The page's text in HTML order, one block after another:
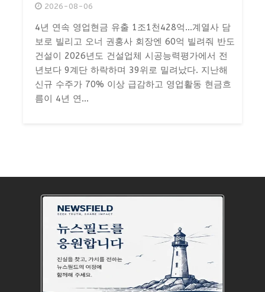
2026-08-06
4년 연속 영업현금 유출 1조1천428억…계열사 담
보로 빌리고 오너 권홍사 회장엔 60억 빌려줘 반도
건설이 2026년도 건설업체 시공능력평가에서 전
년보다 9계단 하락하며 39위로 밀려났다. 지난해
신규 수주가 70% 이상 급감하고 영업활동 현금흐
름이 4년 연...